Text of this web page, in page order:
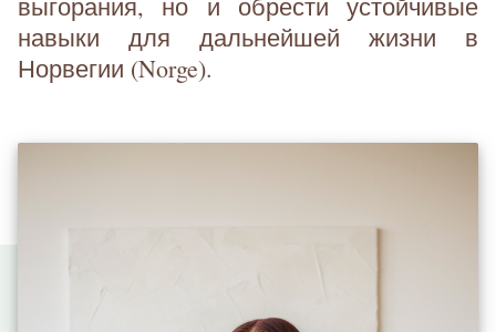
навыки для дальнейшей жизни в
Норвегии (Norge).